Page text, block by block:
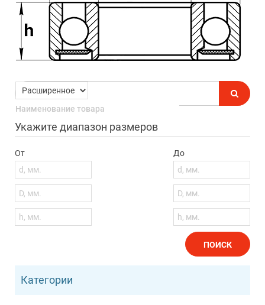
Укажите диапазон размеров
От До
ПОИСК
Категории